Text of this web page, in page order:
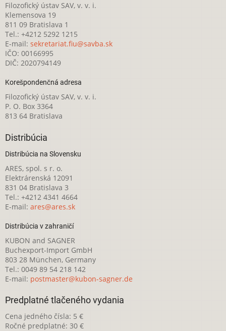
Filozofický ústav SAV, v. v. i.
Klemensova 19
811 09 Bratislava 1
Tel.: +4212 5292 1215
E-mail: sekretariat.fiu@savba.sk
IČO: 00166995
DIČ: 2020794149
Korešpondenčná adresa
Filozofický ústav SAV, v. v. i.
P. O. Box 3364
813 64 Bratislava
Distribúcia
Distribúcia na Slovensku
ARES, spol. s r. o.
Elektrárenská 12091
831 04 Bratislava 3
Tel.: +4212 4341 4664
E-mail: ares@ares.sk
Distribúcia v zahraničí
KUBON and SAGNER
Buchexport-Import GmbH
803 28 München, Germany
Tel.: 0049 89 54 218 142
E-mail: postmaster@kubon-sagner.de
Predplatné tlačeného vydania
Cena jedného čísla: 5 €
Ročné predplatné: 30 €